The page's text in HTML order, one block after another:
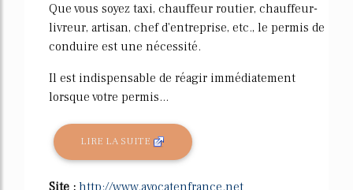
Que vous soyez taxi, chauffeur routier, chauffeur-
livreur, artisan, chef d'entreprise, etc., le permis de
conduire est une nécessité.
Il est indispensable de réagir immédiatement
lorsque votre permis...
LIRE LA SUITE
Site : http://www.avocatenfrance.net